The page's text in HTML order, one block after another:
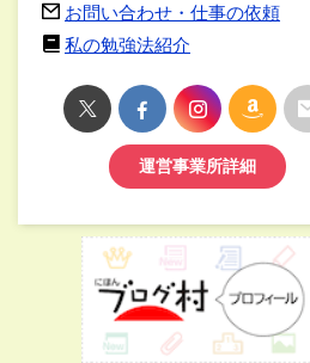
お問い合わせ・仕事の依頼
私の勉強法紹介
運営事業所詳細